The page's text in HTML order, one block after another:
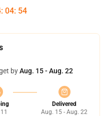
: 04: 54
byAug. 15 - Aug. 22
Delivered
Aug. 15 - Aug. 22